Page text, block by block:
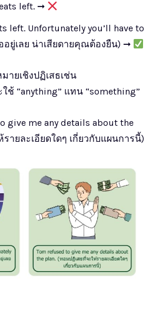
left. ➞
left. Unfortunately you’ll have to
อยู่เลย น่าเสียดายคุณต้องยืน) ➞
ายเชิงปฏิเสธเช่น
ใช้ “anything” แทน “something”
give me any details about the
ายละเอียดใดๆ เกี่ยวกับแผนการนี้)